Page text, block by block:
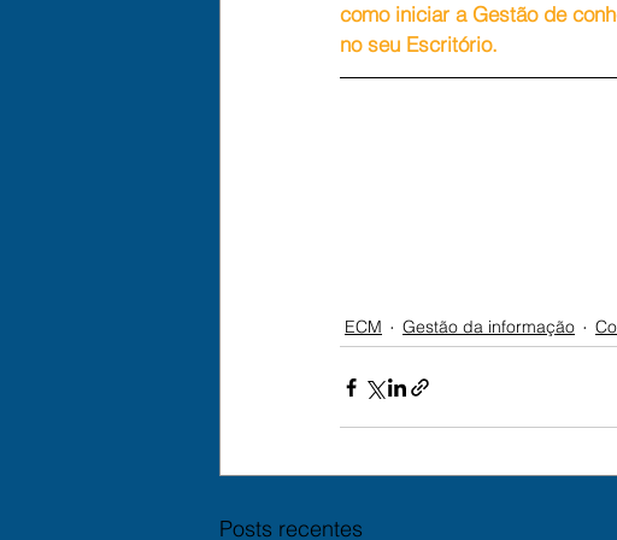
como iniciar a Gestão de
no seu Escritório.
ECM Gestão da informação
Posts recentes